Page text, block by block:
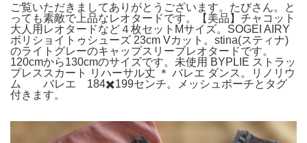
ご覧いただきましてありがとうございます。たびさん。と
っても素敵で上品なレオタードです。【美品】チャコット
大人用レオタードなど４枚セットMサイズ。SOGEI AIRY
ボリショイトゥシューズ 23cm Vカット。stina(スティナ)
のライトグレーのキャップスリーブレオタードです。
120cmから130cmのサイズです。未使用 BYPLIE ストラッ
プレススカート リハーサル丈 ＊ バレエ ダンス。リノリウ
ム バレエ 184✖️199センチ。メッシュポーチとタグ
付きます。